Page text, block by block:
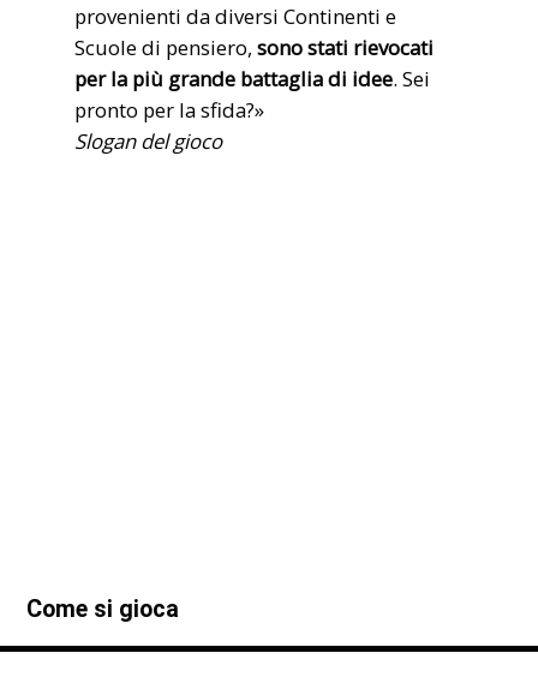
provenienti da diversi Continenti e
Scuole di pensiero, sono stati rievocati
per la più grande battaglia di idee. Sei
pronto per la sfida?»
Slogan del gioco
Come si gioca